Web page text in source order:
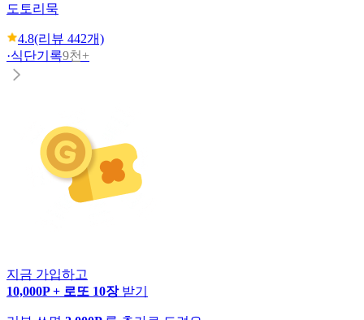
도토리묵
4.8(리뷰 442개)
·식단기록9천+
지금 가입하고
10,000P + 로또 10장 받기